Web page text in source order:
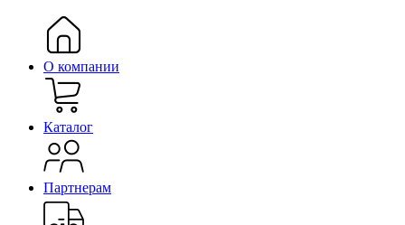
О компании
Каталог
Партнерам